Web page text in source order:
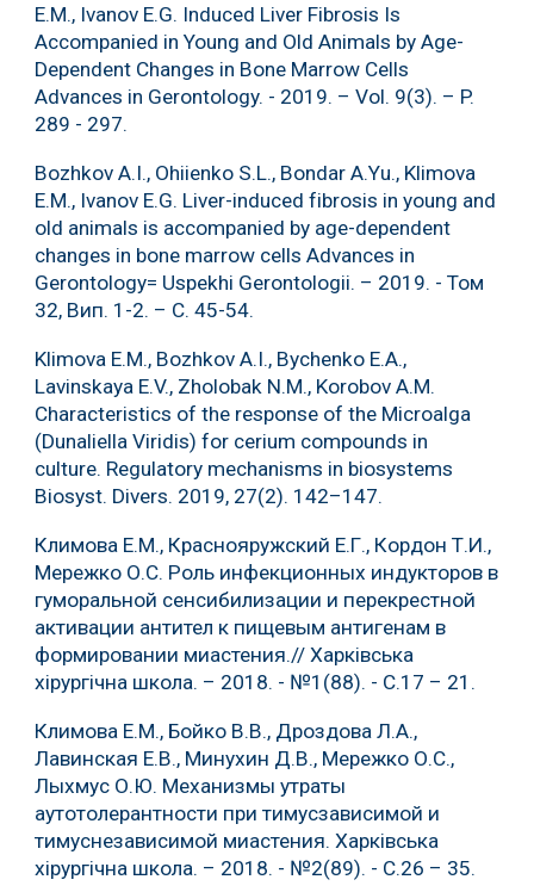
E.M., Ivanov E.G. Induced Liver Fibrosis Is
Accompanied in Young and Old Animals by Age-
Dependent Changes in Bone Marrow Cells
Advances in Gerontology. - 2019. – Vol. 9(3). – P.
289 - 297.
Bozhkov A.I., Ohiienko S.L., Bondar A.Yu., Klimova
E.M., Ivanov E.G. Liver-induced fibrosis in young and
old animals is accompanied by age-dependent
changes in bone marrow cells Advances in
Gerontology= Uspekhi Gerontologii. – 2019. - Том
32, Вип. 1-2. – С. 45-54.
Klimova E.M., Bozhkov A.I., Bychenko E.A.,
Lavinskaya E.V., Zholobak N.M., Korobov A.M.
Characteristics of the response of the Microalga
(Dunaliella Viridis) for cerium compounds in
culture. Regulatory mechanisms in biosystems
Biosyst. Divers. 2019, 27(2). 142–147.
Климова Е.М., Краснояружский Е.Г., Кордон Т.И.,
Мережко О.С. Роль инфекционных индукторов в
гуморальной сенсибилизации и перекрестной
активации антител к пищевым антигенам в
формировании миастения.// Харківська
хірургічна школа. – 2018. - №1(88). - С.17 – 21.
Климова Е.М., Бойко В.В., Дроздова Л.А.,
Лавинская Е.В., Минухин Д.В., Мережко О.С.,
Лыхмус О.Ю. Механизмы утраты
аутотолерантности при тимусзависимой и
тимуснезависимой миастения. Харківська
хірургічна школа. – 2018. - №2(89). - С.26 – 35.